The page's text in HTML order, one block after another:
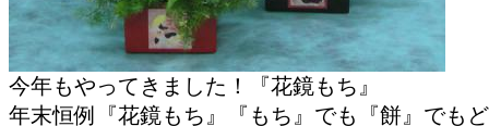
今年もやってきました！『花鏡もち』
年末恒例『花鏡もち』『もち』でも『餅』でも